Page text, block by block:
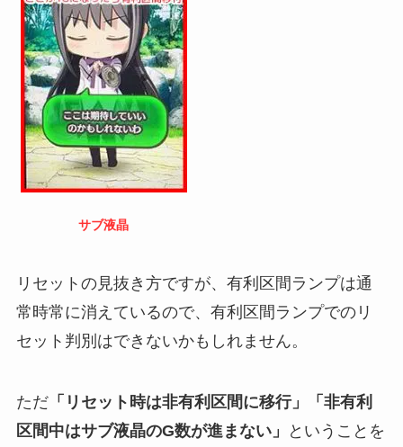
サブ液晶
リセットの見抜き方ですが、有利区間ランプは通
常時常に消えているので、有利区間ランプでのリ
セット判別はできないかもしれません。
ただ「リセット時は非有利区間に移行」「非有利
区間中はサブ液晶のG数が進まない」
ということを